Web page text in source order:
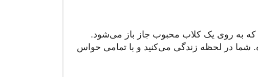
که به روی یک کلاب محبوب جاز باز می‌شود.
شما در لحظه زندگی می‌کنید و با تمامی حواس